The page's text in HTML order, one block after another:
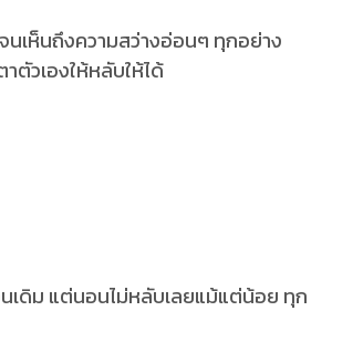
เห็นถึงความสว่างอ่อนๆ ทุกอย่าง
ตัวเองให้หลับให้ได้
เดิม แต่นอนไม่หลับเลยแม้แต่น้อย ทุก